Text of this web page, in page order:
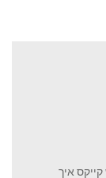
רוצים רק 2 אנגליש קייקס איך